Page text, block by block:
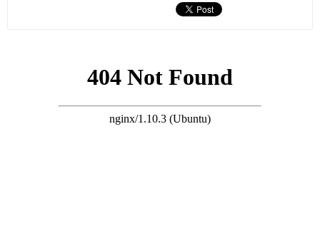
搜尋 Travel
周美鳳大方透露物業入手行情，當年購入價僅三千多萬港元，巔